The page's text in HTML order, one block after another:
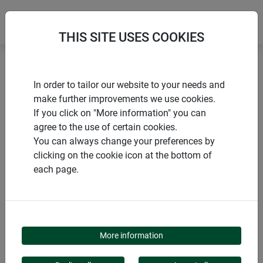
Growth promoting
Replacement clips for flexi tunnel arch set
PRODUCTS
REPLACEMENT CLIPS
FOR FLEXI TUNNEL
THIS SITE USES COOKIES
In order to tailor our website to your needs and
make further improvements we use cookies.
If you click on "More information" you can
agree to the use of certain cookies.
You can always change your preferences by
clicking on the cookie icon at the bottom of
each page.
More information